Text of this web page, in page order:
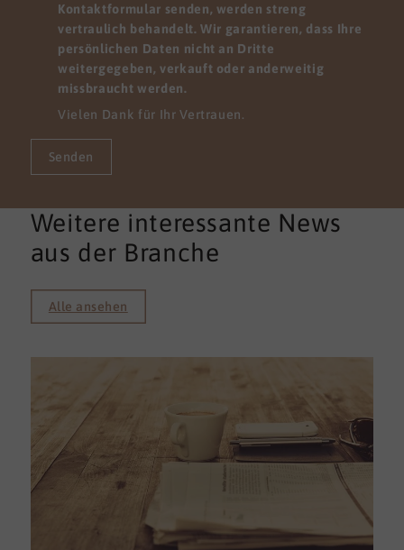
Kontaktformular senden, werden streng
vertraulich behandelt. Wir garantieren, dass Ihre
persönlichen Daten nicht an Dritte
weitergegeben, verkauft oder anderweitig
missbraucht werden.
Vielen Dank für Ihr Vertrauen.
Senden
Weitere interessante News
aus der Branche
Alle ansehen